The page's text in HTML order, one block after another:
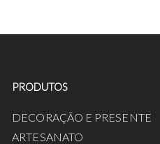
PRODUTOS
DECORAÇÃO E PRESENTE
ARTESANATO